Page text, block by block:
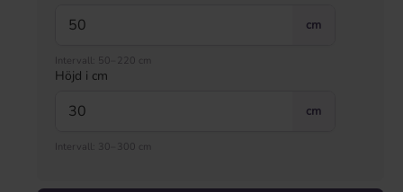
cm
Intervall: 50–220 cm
Höjd i cm
cm
Intervall: 30–300 cm